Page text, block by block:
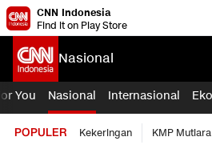
CNN Indonesia
Find it on Play Store
Nasional
You Nasional Internasional
POPULER Kekeringan KMP